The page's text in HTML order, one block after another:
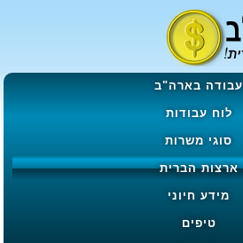
עבודה בארה"ב
לוח עבודות
סוגי משרות
ארצות הברית
מידע חיוני
טיפים